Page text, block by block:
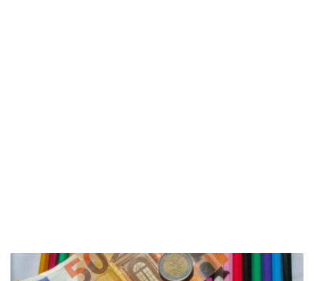
بلدية
هولندية